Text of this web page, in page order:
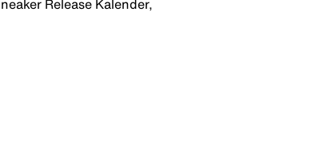
Release Kalender,